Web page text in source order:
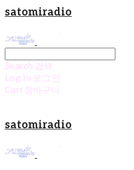
satomiradio
Search 검색
Log In 로그인
Cart 장바구니
satomiradio